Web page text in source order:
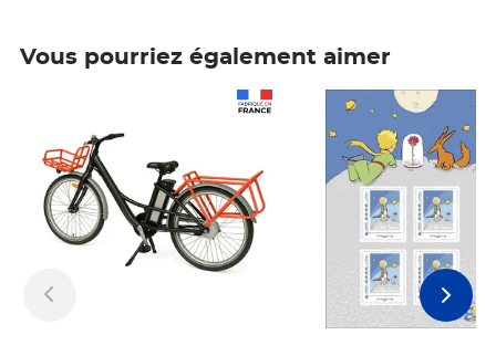
Vous pourriez également aimer
Prix 6,25€ HT